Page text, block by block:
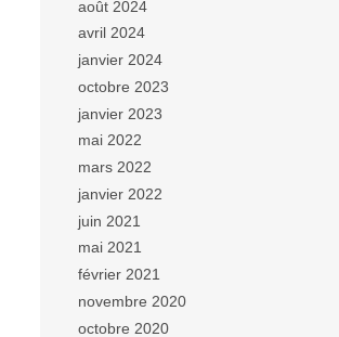
août 2024
avril 2024
janvier 2024
octobre 2023
janvier 2023
mai 2022
mars 2022
janvier 2022
juin 2021
mai 2021
février 2021
novembre 2020
octobre 2020